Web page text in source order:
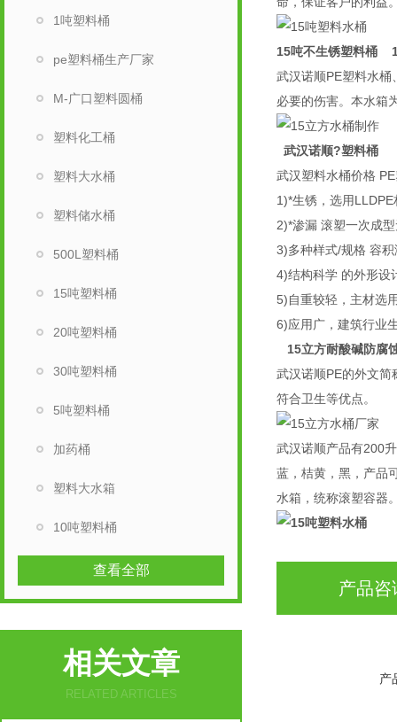
1吨塑料桶
pe塑料桶生产厂家
M-广口塑料圆桶
塑料化工桶
塑料大水桶
塑料储水桶
500L塑料桶
15吨塑料桶
20吨塑料桶
30吨塑料桶
5吨塑料桶
加药桶
塑料大水箱
10吨塑料桶
查看全部
相关文章
RELATED ARTICLES
15吨不生锈塑料桶
武汉诺顺PE塑料水
必要的伤害。本水箱
武汉诺顺?塑料桶
武汉塑料水桶价格
1)*生锈，选用
2)*渗漏 滚塑一次成
3)多种样式/规格 容
4)结构科学 的外形设
5)自重较轻，主材选
6)应用广，建筑行业
15立方耐酸碱防腐
武汉诺顺PE的外文
符合卫生等优点。
武汉诺顺产品有200
蓝，桔黄，黑，产品
水箱，统称滚塑容器
产品咨
产